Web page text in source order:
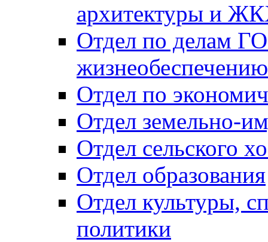
архитектуры и
Отдел по делам
Отдел по
Отдел земельно-
Отдел сельского
Отдел образования
Отдел культуры,
политики